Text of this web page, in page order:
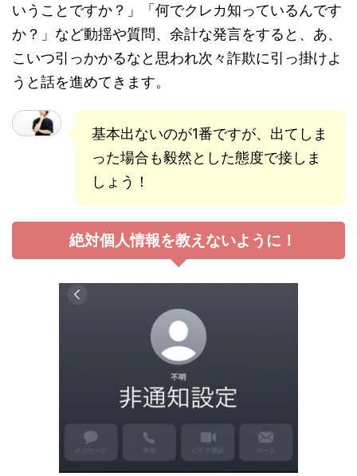
いうことですか？」「何でクレカ知っているんです
か？」など動揺や質問、余計な発言をすると、あ、
こいつ引っかかるなと思われ次々詐欺に引っ掛けよ
うと話を進めてきます。
基本出ないのが1番ですが、出てしま
った場合も毅然とした態度で接しま
しょう！
絶対個人情報を教えないように！